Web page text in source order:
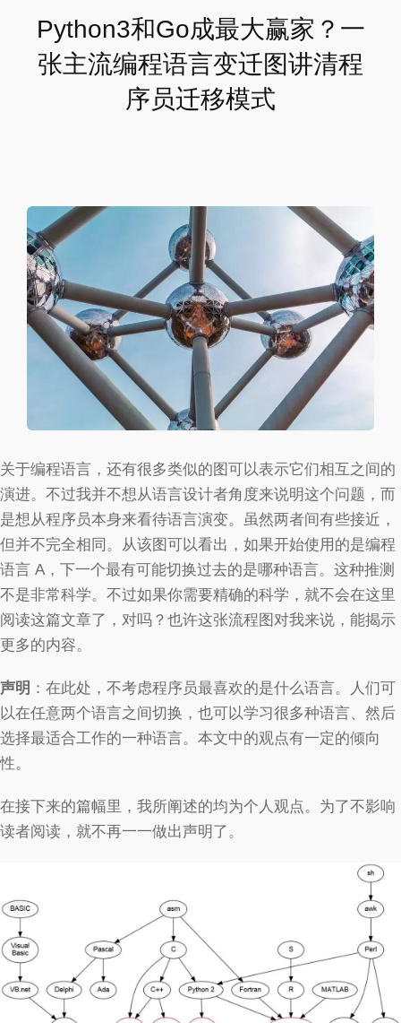
Python3和Go成最大赢家？一
张主流编程语言变迁图讲清程
序员迁移模式
关于编程语言，还有很多类似的图可以表示它们相互之间的
演进。不过我并不想从语言设计者角度来说明这个问题，而
是想从程序员本身来看待语言演变。虽然两者间有些接近，
但并不完全相同。从该图可以看出，如果开始使用的是编程
语言 A，下一个最有可能切换过去的是哪种语言。这种推测
不是非常科学。不过如果你需要精确的科学，就不会在这里
阅读这篇文章了，对吗？也许这张流程图对我来说，能揭示
更多的内容。
声明 ：在此处，不考虑程序员最喜欢的是什么语言。人们可
以在任意两个语言之间切换，也可以学习很多种语言、然后
选择最适合工作的一种语言。本文中的观点有一定的倾向
性。
在接下来的篇幅里，我所阐述的均为个人观点。为了不影响
读者阅读，就不再一一做出声明了。